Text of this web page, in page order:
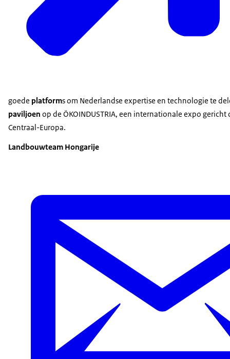
goede platforms om Nederlandse expertise en technologie te
paviljoen op de ÖKOINDUSTRIA, een internationale expo
Centraal-Europa.
Landbouwteam Hongarije